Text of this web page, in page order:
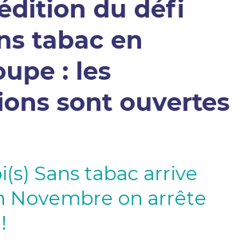
du défi
tabac en
: les
sont ouvertes
Sans tabac arrive
Novembre on arrête